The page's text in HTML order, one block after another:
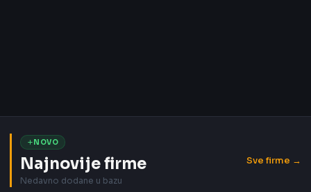
NOVO
Najnovije firme
Nedavno dodane u bazu
Sve firme →